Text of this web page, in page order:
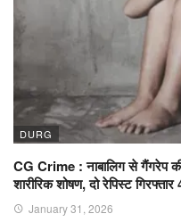
DURG
CG Crime : नाबालिग से गैंगरेप
शारीरिक शोषण, दो रेपिस्ट
January 31, 2026